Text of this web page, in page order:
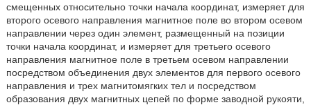
смещенных относительно точки начала координат, измеряет для
второго осевого направления магнитное поле во втором осевом
направлении через один элемент, размещенный на позиции
точки начала координат, и измеряет для третьего осевого
направления магнитное поле в третьем осевом направлении
посредством объединения двух элементов для первого осевого
направления и трех магнитомягких тел и посредством
образования двух магнитных цепей по форме заводной рукояти,